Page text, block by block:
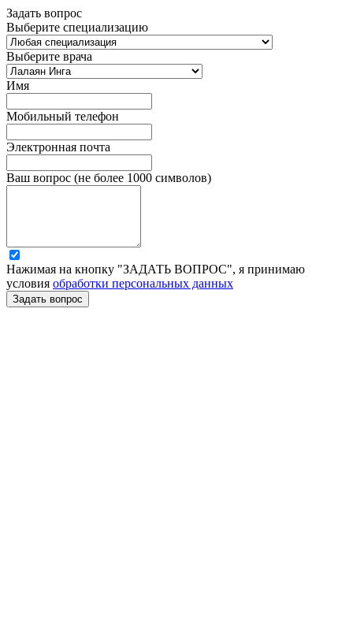
Задать вопрос
Выберите специализацию
Выберите врача
Имя
Мобильный телефон
Электронная почта
Ваш вопрос (не более 1000 символов)
Нажимая на кнопку "ЗАДАТЬ ВОПРОС", я принимаю
условия обработки персональных данных
Задать вопрос